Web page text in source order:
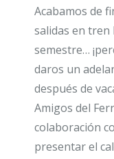
Acabamos de
salidas en
semestre…
daros un
después de
Amigos del
colaboración
presentar el